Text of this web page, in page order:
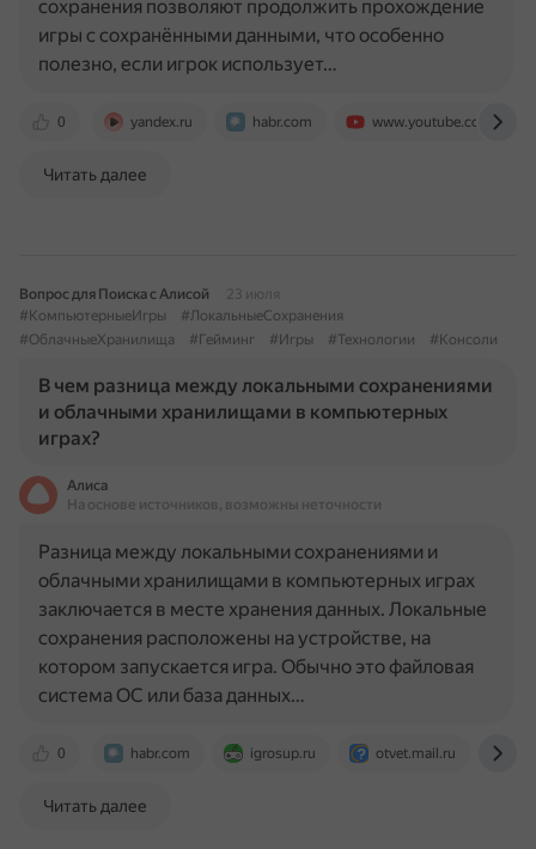
0 yandex.ru habr.com www.youtube.com
сохранения позволяют продолжить прохождение
игры с сохранёнными данными, что особенно
полезно, если игрок использует…
Читать далее
Вопрос для Поиска с Алисой
23 июля
#КомпьютерныеИгры
#ЛокальныеСохранения
#ОблачныеХранилища
#Гейминг #Игры #Технологии #Консоли
В чем разница между локальными сохранениями
и облачными хранилищами в компьютерных
играх?
Алиса
На основе источников, возможны неточности
0 habr.com igrosup.ru otvet.mail.ru
Разница между локальными сохранениями и
облачными хранилищами в компьютерных играх
заключается в месте хранения данных. Локальные
сохранения расположены на устройстве, на
котором запускается игра. Обычно это файловая
система ОС или база данных…
Читать далее